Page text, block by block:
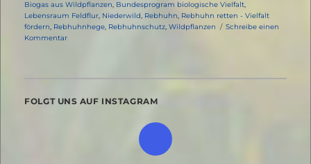
am
Biogas aus Wildpflanzen, Bundesprogram biologische Vielfalt,
Lebensraum Feldflur, Niederwild, Rebhuhn, Rebhuhn retten - Vielfalt
fördern, Rebhuhnhege, Rebhuhnschutz,Wildpflanzen
Schreibe einen
Kommentarzu
FOLGT UNS AUF INSTAGRAM